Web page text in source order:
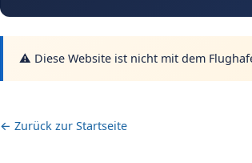
⚠️ Diese Website ist nicht mit dem
← Zurück zur Startseite